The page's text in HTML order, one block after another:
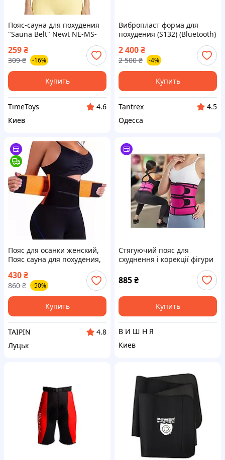
Пояс-сауна для похудения
"Sauna Belt" Newt NE-MS-
BT24 антициллюлитный,
для живота и боков, Time
Toys
259₴
309 ₴ -16%
Купить
TimeToys
4.6
Киев
Вибропласт форма для
похудения (S132) (Bluetooth)
2 400₴
2 500 ₴ -4%
Купить
Tantrex
4.5
Одесса
Пояс для осанки женский,
Пояс сауна для похудения,
эффективность, Пояс для
похудения для тренировок,
FBK
430₴
860 ₴ -50%
Купить
TAIPIN
4.8
Луцьк
Стягуючий пояс для
схуднення і корекції фігури
885₴
Купить
В И Ш Н Я
Киев